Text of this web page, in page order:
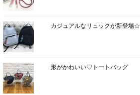
カジュアルなリュックが新登場☆
形がかわいい♡トートバッグ